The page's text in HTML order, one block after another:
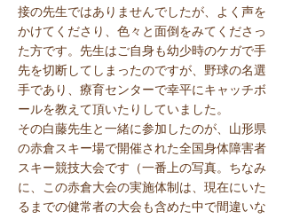
接の先生ではありませんでしたが、よく声を
かけてくださり、色々と面倒をみてくださっ
た方です。先生はご自身も幼少時のケガで手
先を切断してしまったのですが、野球の名選
手であり、療育センターで幸平にキャッチボ
ールを教えて頂いたりしていました。
その白藤先生と一緒に参加したのが、山形県
の赤倉スキー場で開催された全国身体障害者
スキー競技大会です（一番上の写真。ちなみ
に、この赤倉大会の実施体制は、現在にいた
るまでの健常者の大会も含めた中で間違いな